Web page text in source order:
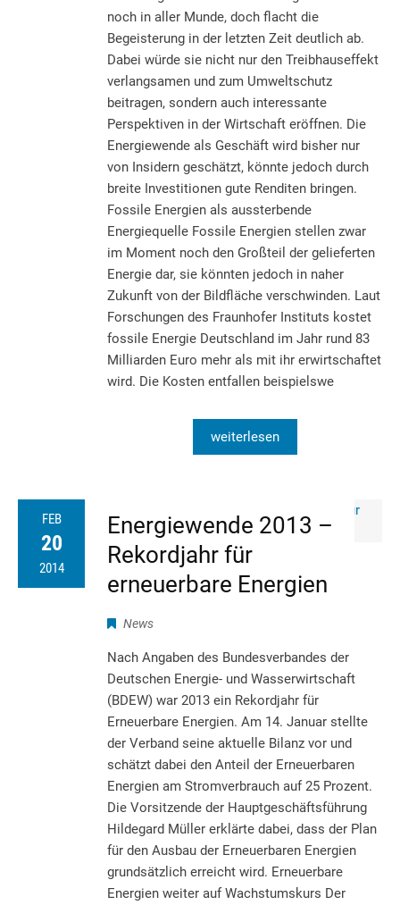
noch in aller Munde, doch flacht die
Begeisterung in der letzten Zeit deutlich ab.
Dabei würde sie nicht nur den Treibhauseffekt
verlangsamen und zum Umweltschutz
beitragen, sondern auch interessante
Perspektiven in der Wirtschaft eröffnen. Die
Energiewende als Geschäft wird bisher nur
von Insidern geschätzt, könnte jedoch durch
breite Investitionen gute Renditen bringen.
Fossile Energien als aussterbende
Energiequelle Fossile Energien stellen zwar
im Moment noch den Großteil der gelieferten
Energie dar, sie könnten jedoch in naher
Zukunft von der Bildfläche verschwinden. Laut
Forschungen des Fraunhofer Instituts kostet
fossile Energie Deutschland im Jahr rund 83
Milliarden Euro mehr als mit ihr erwirtschaftet
wird. Die Kosten entfallen beispielswe
weiterlesen
FEB
20
2014
Energiewende 2013 –
Rekordjahr für
erneuerbare Energien
News
Nach Angaben des Bundesverbandes der
Deutschen Energie- und Wasserwirtschaft
(BDEW) war 2013 ein Rekordjahr für
Erneuerbare Energien. Am 14. Januar stellte
der Verband seine aktuelle Bilanz vor und
schätzt dabei den Anteil der Erneuerbaren
Energien am Stromverbrauch auf 25 Prozent.
Die Vorsitzende der Hauptgeschäftsführung
Hildegard Müller erklärte dabei, dass der Plan
für den Ausbau der Erneuerbaren Energien
grundsätzlich erreicht wird. Erneuerbare
Energien weiter auf Wachstumskurs Der